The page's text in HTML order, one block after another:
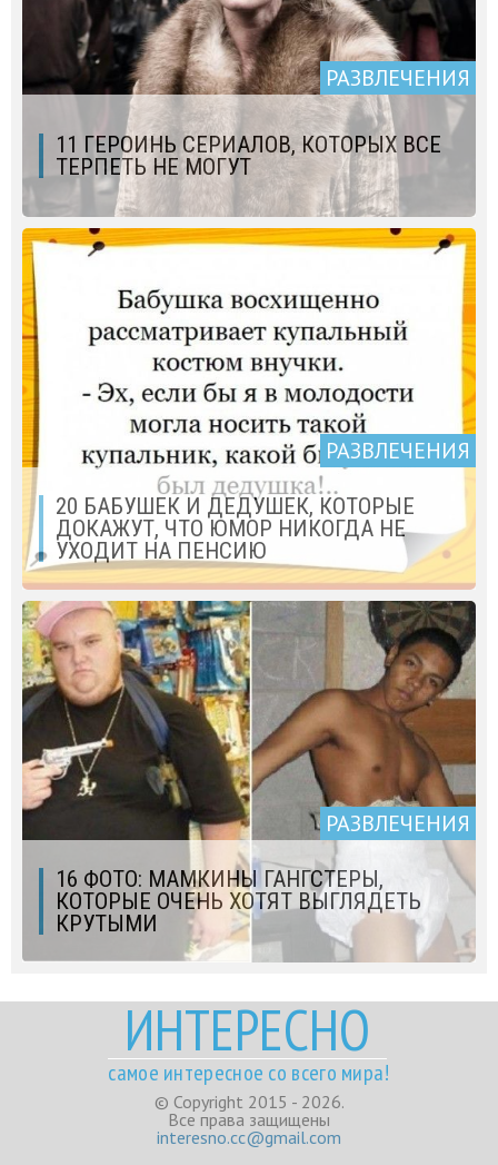
РАЗВЛЕЧЕНИЯ
11 ГЕРОИНЬ СЕРИАЛОВ, КОТОРЫХ ВСЕ
ТЕРПЕТЬ НЕ МОГУТ
РАЗВЛЕЧЕНИЯ
20 БАБУШЕК И ДЕДУШЕК, КОТОРЫЕ
ДОКАЖУТ, ЧТО ЮМОР НИКОГДА НЕ
УХОДИТ НА ПЕНСИЮ
РАЗВЛЕЧЕНИЯ
16 ФОТО: МАМКИНЫ ГАНГСТЕРЫ,
КОТОРЫЕ ОЧЕНЬ ХОТЯТ ВЫГЛЯДЕТЬ
КРУТЫМИ
ИНТЕРЕСНО
самое интересное со всего мира!
© Copyright 2015 - 2026.
Все права защищены
interesno.cc@gmail.com